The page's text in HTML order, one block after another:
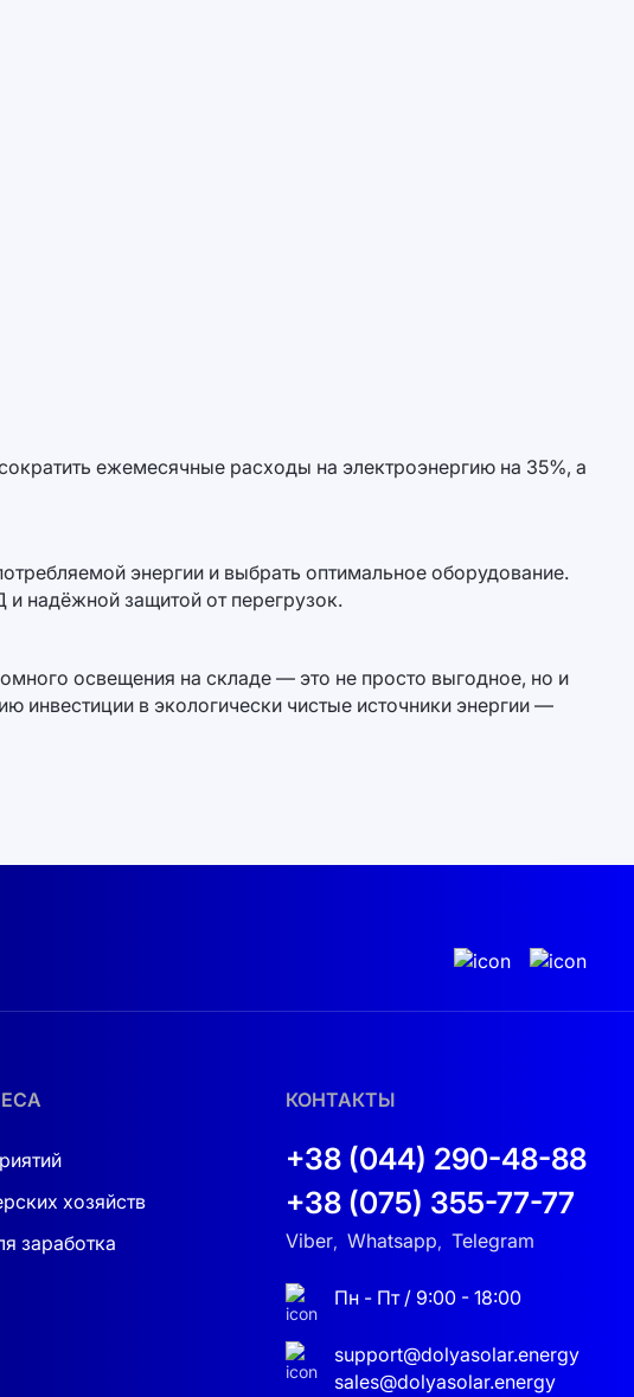
ежемесячные расходы на электроэнергию на 35%, а
энергии и выбрать оптимальное оборудование.
надёжной защитой от перегрузок.
освещения на складе — это не просто выгодное, но и
инвестиции в экологически чистые источники энергии —
хозяйств
заработка
КОНТАКТЫ
+38 (044) 290-48-88
+38 (075) 355-77-77
Viber, Whatsapp, Telegram
Пн - Пт / 9:00 - 18:00
support@dolyasolar.energy
sales@dolyasolar.energy